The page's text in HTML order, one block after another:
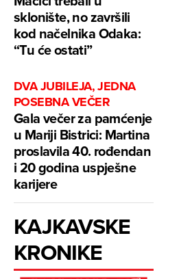
sklonište, no završili
kod načelnika Odaka:
“Tu će ostati”
DVA JUBILEJA, JEDNA
POSEBNA VEČER
Gala večer za pamćenje
u Mariji Bistrici: Martina
proslavila 40. rođendan
i 20 godina uspješne
karijere
KAJKAVSKE
KRONIKE